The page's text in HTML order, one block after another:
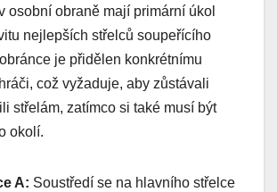
osobní obraně mají primární úkol
nejlepších střelců soupeřícího
je přidělen konkrétnímu
což vyžaduje, aby zůstávali
střelám, zatímco si také musí být
okolí.
A: Soustředí se na hlavního střelce